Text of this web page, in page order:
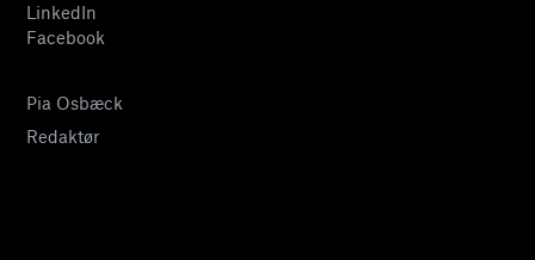
LinkedIn
Facebook
Pia Osbæck
Redaktør